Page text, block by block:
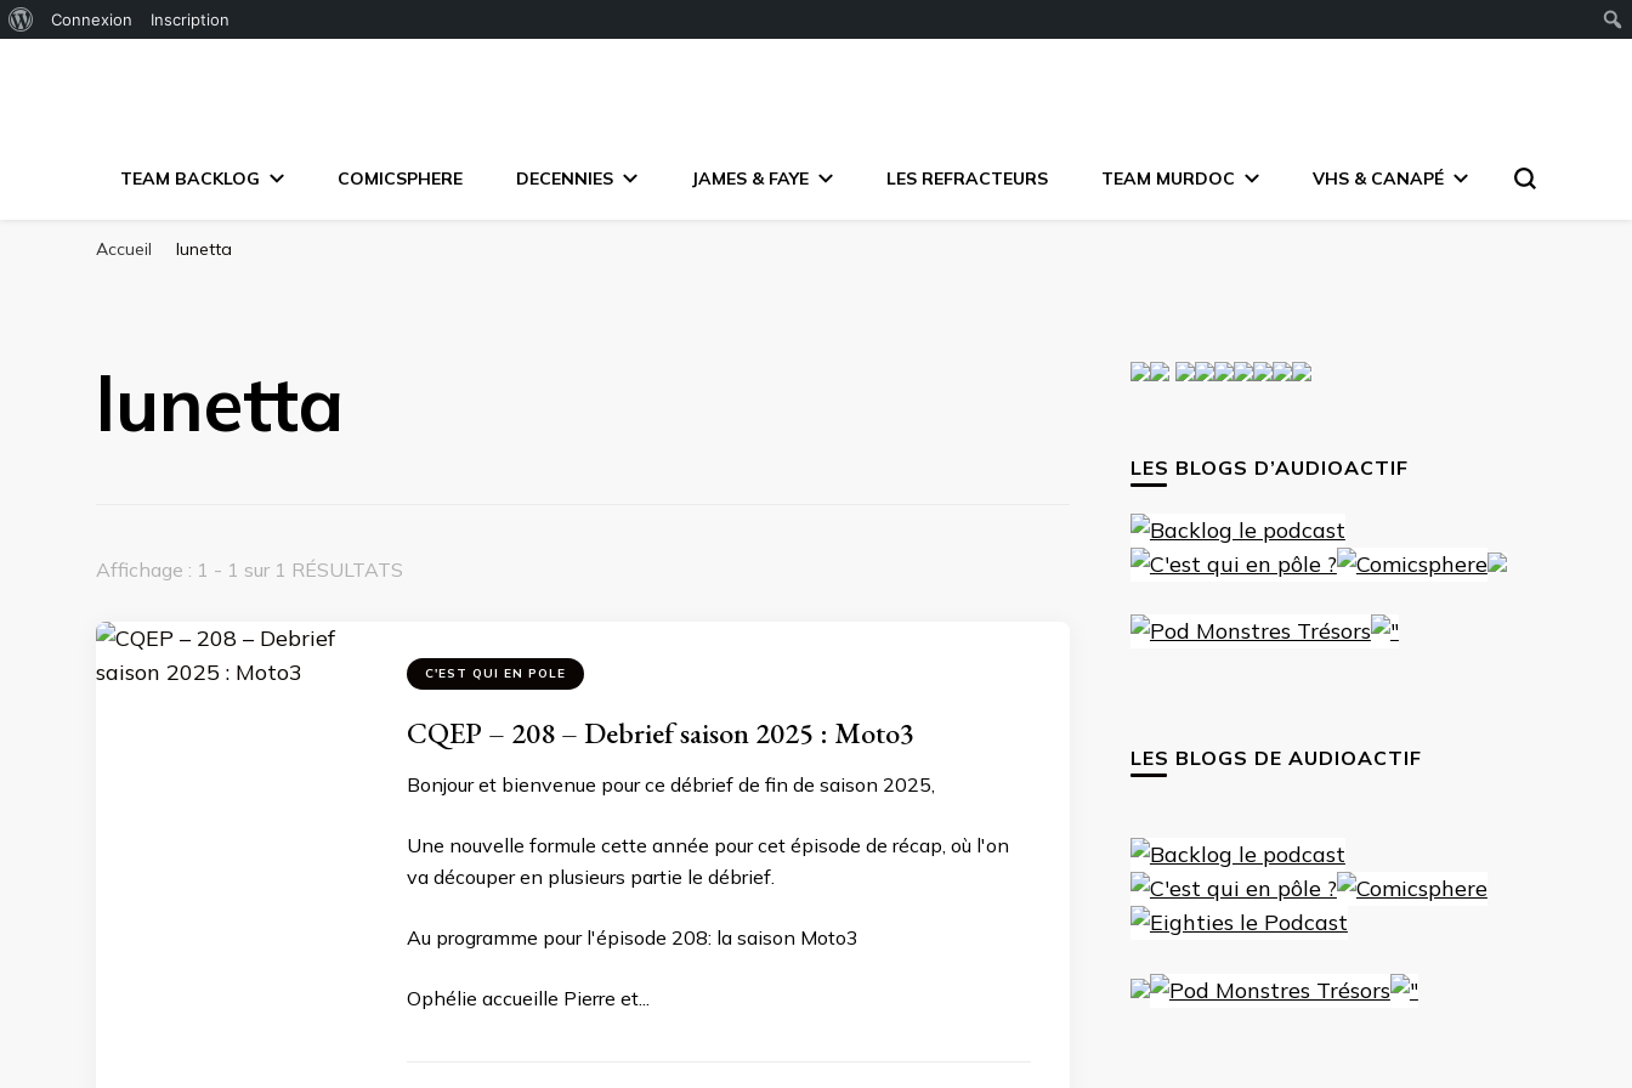
Connexion Inscription
TEAM BACKLOG COMICSPHERE DECENNIES JAMES & FAYE LES REFRACTEURS TEAM MURDOC VHS & CANAPÉ
Accueil lunetta
lunetta
Affichage : 1 - 1 sur 1 RÉSULTATS
C'EST QUI EN POLE
CQEP – 208 – Debrief saison 2025 : Moto3
Bonjour et bienvenue pour ce débrief de fin de saison 2025,
Une nouvelle formule cette année pour cet épisode de récap, où l'on
va découper en plusieurs partie le débrief.
Au programme pour l'épisode 208: la saison Moto3
Ophélie accueille Pierre et...
LES BLOGS D’AUDIOACTIF
LES BLOGS DE AUDIOACTIF